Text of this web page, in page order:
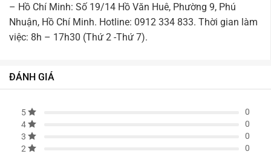
– Hồ Chí Minh: Số 19/14 Hồ Văn Huê, Phường 9, Phú
Nhuận, Hồ Chí Minh. Hotline: 0912 334 833. Thời gian làm
việc: 8h – 17h30 (Thứ 2 -Thứ 7).
ĐÁNH GIÁ
5
0
4
0
3
0
2
0